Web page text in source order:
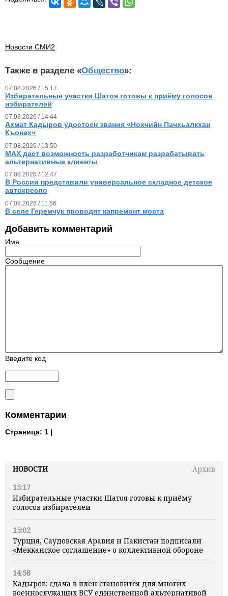
НОВОСТИ
Архив
15:17
Избирательные участки Шатоя готовы к приёму
голосов избирателей
15:02
Турция, Саудовская Аравия и Пакистан подписали
«Мекканское соглашение» о коллективной обороне
14:58
Кадыров: сдача в плен становится для многих
военнослужащих ВСУ единственной альтернативой
Новости СМИ2
Также в разделе «Общество»:
07.08.2026 / 15.17
Избирательные участки Шатоя готовы к приёму голосов
избирателей
07.08.2026 / 14.44
Ахмат Кадыров удостоен звания «Нохчийн Пачхьалкхан
Къонах»
07.08.2026 / 13.50
MAX даст возможность разработчикам разрабатывать
альтернативные клиенты
07.08.2026 / 12.47
В России представили универсальное складное детское
автокресло
07.08.2026 / 11.56
В селе Геремчук проводят капремонт моста
Добавить комментарий
Имя
Сообщение
Введите код
Комментарии
Страница: 1 |